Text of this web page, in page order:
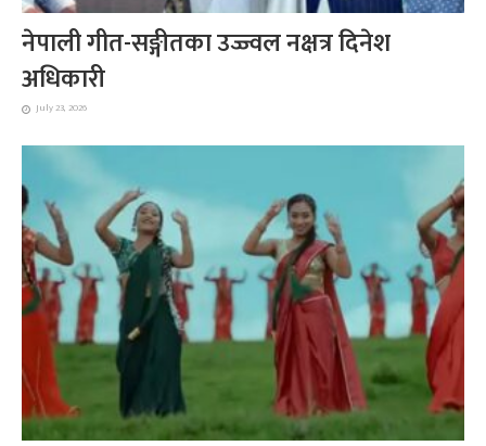
नेपाली गीत-सङ्गीतका उज्ज्वल नक्षत्र दिनेश
अधिकारी
July 23, 2026